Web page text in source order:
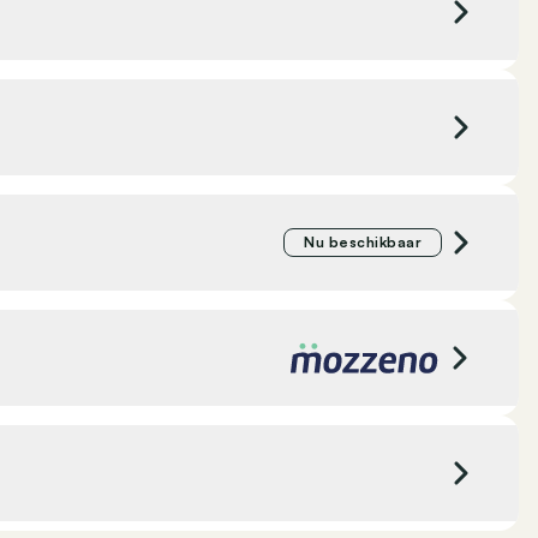
0 g/km
Verwarmd stuurwiel
Lendensteun
Nu beschikbaar